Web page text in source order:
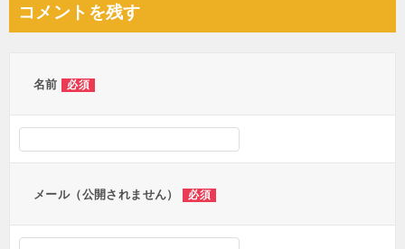
ビ
コメントを残す
名前 必須
メール（公開されません） 必須